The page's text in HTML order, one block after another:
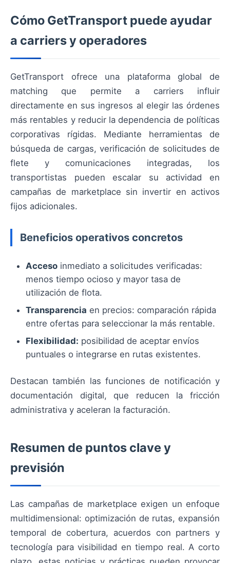
Cómo GetTransport puede ayudar
a carriers y operadores
GetTransport ofrece una plataforma global de
matching que permite a carriers influir
directamente en sus ingresos al elegir las órdenes
más rentables y reducir la dependencia de políticas
corporativas rígidas. Mediante herramientas de
búsqueda de cargas, verificación de solicitudes de
flete y comunicaciones integradas, los
transportistas pueden escalar su actividad en
campañas de marketplace sin invertir en activos
fijos adicionales.
Beneficios operativos concretos
Acceso inmediato a solicitudes verificadas:
menos tiempo ocioso y mayor tasa de
utilización de flota.
Transparencia en precios: comparación rápida
entre ofertas para seleccionar la más rentable.
Flexibilidad: posibilidad de aceptar envíos
puntuales o integrarse en rutas existentes.
Destacan también las funciones de notificación y
documentación digital, que reducen la fricción
administrativa y aceleran la facturación.
Resumen de puntos clave y
previsión
Las campañas de marketplace exigen un enfoque
multidimensional: optimización de rutas, expansión
temporal de cobertura, acuerdos con partners y
tecnología para visibilidad en tiempo real. A corto